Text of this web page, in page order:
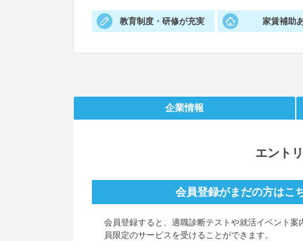
教育制度・研修が充実 家賃補助
企業情報
エント
会員登録がまだの方はこ
会員登録すると、 適職診断テストや就活イベント案
員限定のサービスを受けることができます。